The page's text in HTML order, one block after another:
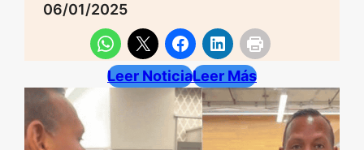
06/01/2025
Leer NoticiaLeer Más